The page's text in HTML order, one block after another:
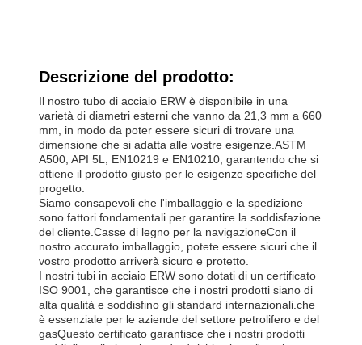
Descrizione del prodotto:
Il nostro tubo di acciaio ERW è disponibile in una
varietà di diametri esterni che vanno da 21,3 mm a 660
mm, in modo da poter essere sicuri di trovare una
dimensione che si adatta alle vostre esigenze.ASTM
A500, API 5L, EN10219 e EN10210, garantendo che si
ottiene il prodotto giusto per le esigenze specifiche del
progetto.
Siamo consapevoli che l'imballaggio e la spedizione
sono fattori fondamentali per garantire la soddisfazione
del cliente.Casse di legno per la navigazioneCon il
nostro accurato imballaggio, potete essere sicuri che il
vostro prodotto arriverà sicuro e protetto.
I nostri tubi in acciaio ERW sono dotati di un certificato
ISO 9001, che garantisce che i nostri prodotti siano di
alta qualità e soddisfino gli standard internazionali.che
è essenziale per le aziende del settore petrolifero e del
gasQuesto certificato garantisce che i nostri prodotti